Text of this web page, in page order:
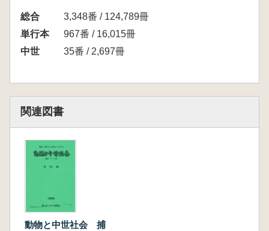
総合
3,348番 / 124,789冊
単行本
967番 / 16,015冊
中世
35番 / 2,697冊
関連図書
動物と中世社会 捕